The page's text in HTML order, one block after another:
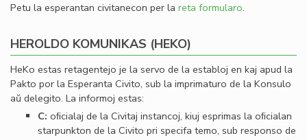
Petu la esperantan civitanecon per la reta formularo.
HEROLDO KOMUNIKAS (HEKO)
HeKo estas retagentejo je la servo de la establoj en kaj apud la
Pakto por la Esperanta Civito, sub la imprimaturo de la Konsulo
aŭ delegito. La informoj estas:
C: oﬁcialaj de la Civitaj instancoj, kiuj esprimas la oﬁcialan
starpunkton de la Civito pri specifa temo, sub responso de